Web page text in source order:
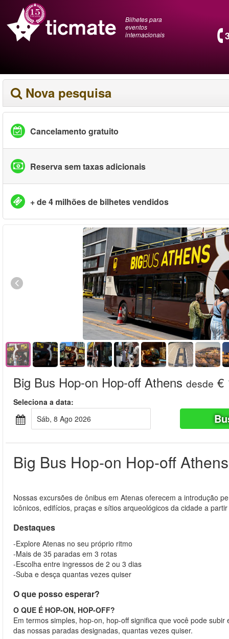
Bilhetes para
eventos
internacionais
Nova pesquisa
Cancelamento gratuito
Reserva sem taxas adicionais
+ de 4 milhões de bilhetes vendidos
Big Bus Hop-on Hop-off Athens desde €
Seleciona a data:
Sáb, 8 Ago 2026
Big Bus Hop-on Hop-off Athens
Nossas excursões de ônibus em Atenas oferecem a introdução
icônicos, edifícios, praças e sítios arqueológicos da cidade a
Destaques
-Explore Atenas no seu próprio ritmo
-Mais de 35 paradas em 3 rotas
-Escolha entre ingressos de 2 ou 3 dias
-Suba e desça quantas vezes quiser
O que posso esperar?
O QUE É HOP-ON, HOP-OFF?
Em termos simples, hop-on, hop-off significa que você pode
das nossas paradas designadas, quantas vezes quiser.